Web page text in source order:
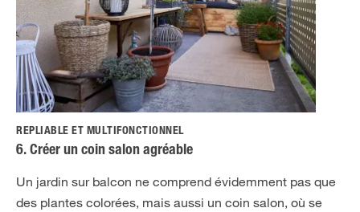
REPLIABLE ET MULTIFONCTIONNEL
6. Créer un coin salon agréable
Un jardin sur balcon ne comprend évidemment pas que
des plantes colorées, mais aussi un coin salon, où se